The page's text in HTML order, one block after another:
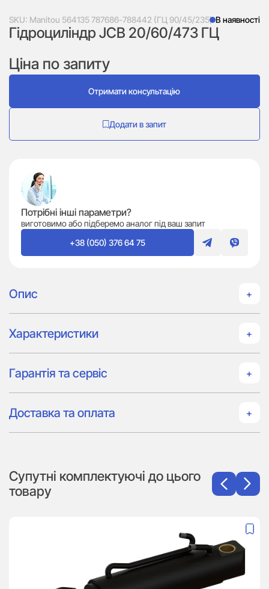
SKU: Manitou 564135 787686-788442 (ГЦ 90/45/235) В наявності
Гідроциліндр JCB 20/60/473 ГЦ
Ціна по запиту
Отримати консультацію
Додати в запит
Потрібні інші параметри?
виготовимо або підберемо аналог під ваш запит
+38 (050) 376 64 75
Опис
Характеристики
Гарантія та сервіс
Доставка та оплата
Супутні комплектуючі до цього
товару